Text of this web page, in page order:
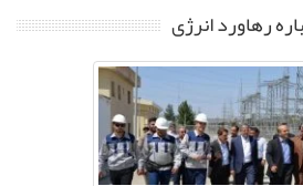
رهاورد انرژی